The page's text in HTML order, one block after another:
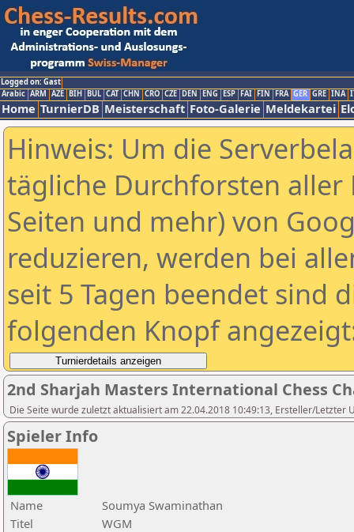
Logged on: Gast
Arabic ARM AZE BIH BUL CAT CHN CRO CZE DEN ENG ESP FAI FIN FRA GER GRE INA
Home TurnierDB Meisterschaft Foto-Galerie Meldekartei
Hinweis: Um die
tägliche Durchforsten aller
Seiten und mehr) von
reduzieren, werden bei
seit 5 Tagen beendet sind
folgenden Knopf
2nd Sharjah Masters International Chess
Die Seite wurde zuletzt aktualisiert am 22.04.2018 10:49:13, Ersteller/Letzter
Spieler Info
Name
Soumya Swaminathan
Titel
WGM